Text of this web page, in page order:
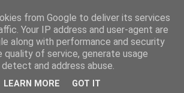
from Google to deliver its services
Your IP address and user-agent are
along with performance and security
quality of service, generate usage
and address abuse.
LEARN MORE GOT IT